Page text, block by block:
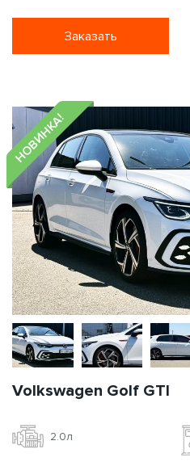
Заказать
НОВИНКА!
Volkswagen Golf GTI
2.0л